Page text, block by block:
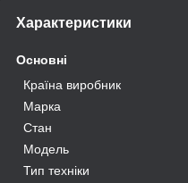
Характеристики
Основні
Країна виробник
Марка
Стан
Модель
Тип техніки